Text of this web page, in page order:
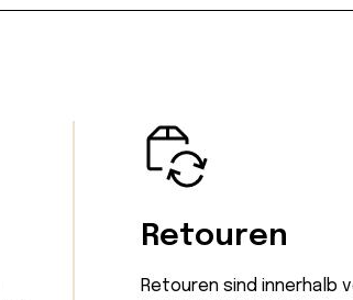
Retouren
Retouren sind innerhalb